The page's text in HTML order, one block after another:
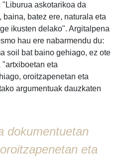
askotarikoa da
batez ere, naturala eta
ikusten delako". Argitalpena
hau ere nabarmendu du:
soil bat baino gehiago, ez ote
eta
oroitzapenetan eta
argumentuak dauzkaten
dokumentuetan
eta